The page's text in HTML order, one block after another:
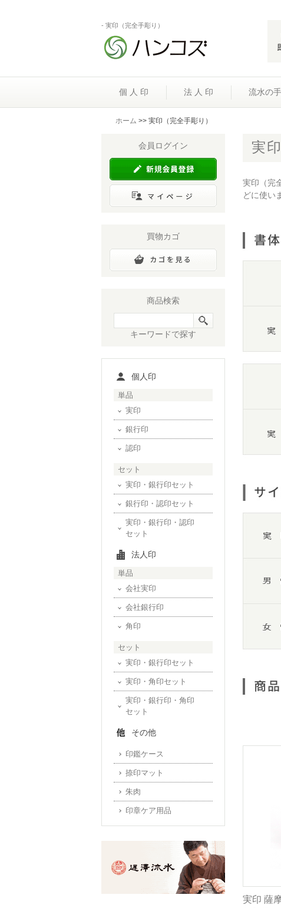
- 実印（完全手彫り）
個 人 印 法 人 印 流水の
ホーム >> 実印（完全手彫り）
実
実印（完
どに使い
実印 薩
会員ログイン
買物カゴ
商品検索
キーワードで探す
個人印
単品
実印
銀行印
認印
セット
実印・銀行印セット
銀行印・認印セット
実印・銀行印・認印
セット
法人印
単品
会社実印
会社銀行印
角印
セット
実印・銀行印セット
実印・角印セット
実印・銀行印・角印
セット
その他
印鑑ケース
捺印マット
朱肉
印章ケア用品